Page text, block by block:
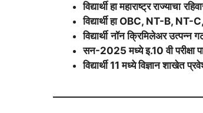
विद्यार्थीहा महाराष्ट्र राज्याचा
विद्यार्थीहा OBC, NT-B, NT-C,
विद्यार्थी नॉन क्रिमिलेअर उत्पन्न
सन-2025 मध्ये इ.10 वी परीक्षा
विद्यार्थी 11 मध्ये विज्ञान